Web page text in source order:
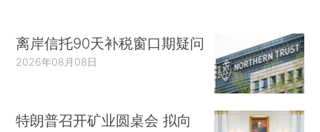
离岸信托90天补税窗口期疑问
2026年08月08日
特朗普召开矿业圆桌会 拟向